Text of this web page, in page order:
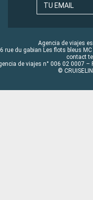
TU EMAIL
Agencia de viajes
rue du gabian Les flots bleus
contact
de viajes n° 006 02 0007
©